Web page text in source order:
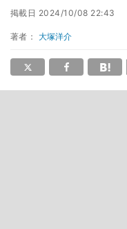
掲載日 2024/10/08 22:43
著者： 大塚洋介